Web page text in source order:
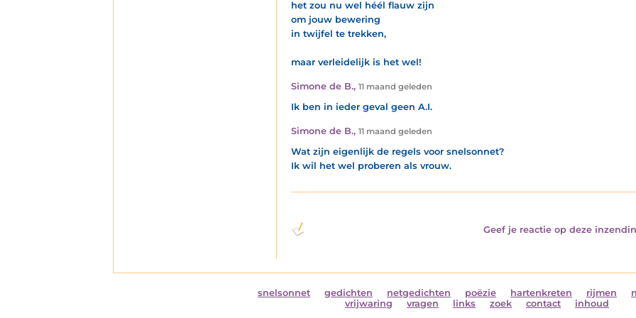
het zou nu wel héél flauw zijn
om jouw bewering
in twijfel te trekken,
maar verleidelijk is het wel!
Simone de B., 11 maand geleden
Ik ben in ieder geval geen A.I.
Simone de B., 11 maand geleden
Wat zijn eigenlijk de regels voor snelsonnet?
Ik wil het wel proberen als vrouw.
Geef je reactie op deze
snelsonnet gedichten netgedichten poëzie hartenkreten rijmen
vrijwaring
vragen links zoek contact inhoud